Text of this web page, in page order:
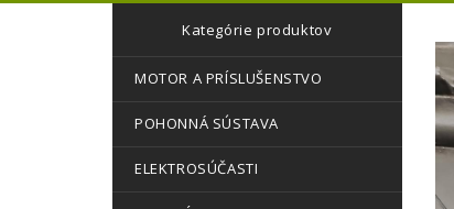
Kategórie produktov
MOTOR A PRÍSLUŠENSTVO
POHONNÁ SÚSTAVA
ELEKTROSÚČASTI